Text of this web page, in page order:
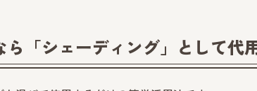
ら「シェーディング」として代